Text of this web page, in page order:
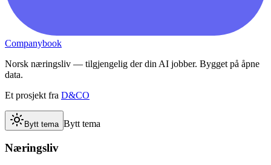
Companybook
Norsk næringsliv — tilgjengelig der din AI jobber. Bygget på åpne
data.
Et prosjekt fra D&CO
Bytt tema Bytt tema
Næringsliv